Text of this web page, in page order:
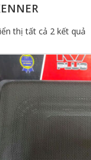
thị tất cả 2 kết quả